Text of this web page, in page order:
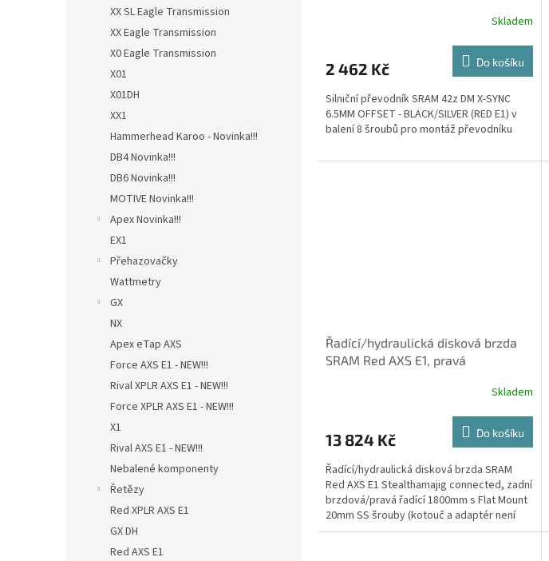
XX SL Eagle Transmission
XX Eagle Transmission
X0 Eagle Transmission
X01
X01DH
XX1
Hammerhead Karoo - Novinka!!!
DB4 Novinka!!!
DB6 Novinka!!!
MOTIVE Novinka!!!
Apex Novinka!!!
EX1
Přehazovačky
Wattmetry
GX
NX
Apex eTap AXS
Force AXS E1 - NEW!!!
Rival XPLR AXS E1 - NEW!!!
Force XPLR AXS E1 - NEW!!!
X1
Rival AXS E1 - NEW!!!
Nebalené komponenty
Řetězy
Red XPLR AXS E1
GX DH
Red AXS E1
Skladem
2 462 Kč Do košíku
Silniční převodník SRAM 42z DM X-SYNC
6.5MM OFFSET - BLACK/SILVER (RED E1) v
balení 8 šroubů pro montáž převodníku
Řadící/hydraulická disková brzda
SRAM Red AXS E1, pravá
Skladem
13 824 Kč Do košíku
Řadící/hydraulická disková brzda SRAM
Red AXS E1 Stealthamajig connected, zadní
brzdová/pravá řadící 1800mm s Flat Mount
20mm SS šrouby (kotouč a adaptér není
součástí balení)